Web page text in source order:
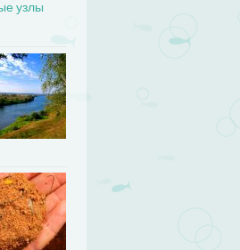
узлы